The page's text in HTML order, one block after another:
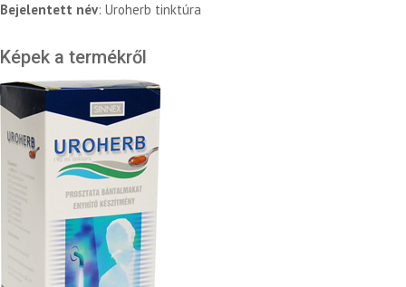
Bejelentett név: Uroherb tinktúra
Képek a termékről